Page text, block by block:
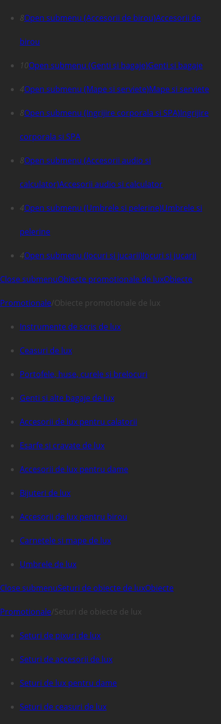
8Open submenu (Accesorii de birou)Accesorii de
birou
10Open submenu (Genti si bagaje)Genti si bagaje
4Open submenu (Mape si serviete)Mape si serviete
8Open submenu (Ingrijire corporala si SPA)Ingrijire
corporala si SPA
8Open submenu (Accesorii audio si
calculator)Accesorii audio si calculator
4Open submenu (Umbrele si pelerine)Umbrele si
pelerine
4Open submenu (Jocuri si jucarii)Jocuri si jucarii
Close submenuObiecte promotionale de luxObiecte
Promotionale/Obiecte promotionale de lux
Instrumente de scris de lux
Ceasuri de lux
Portofele, huse, curele si brelocuri
Genti si alte bagaje de lux
Accesorii de lux pentru calatorii
Esarfe si cravate de lux
Accesorii de lux pentru dame
Bijuteri de lux
Accesorii de lux pentru birou
Carnetele si mape de lux
Umbrele de lux
Close submenuSeturi de obiecte de luxObiecte
Promotionale/Seturi de obiecte de lux
Seturi de pixuri de lux
Seturi de accesorii de lux
Seturi de lux pentru dame
Seturi de ceasuri de lux